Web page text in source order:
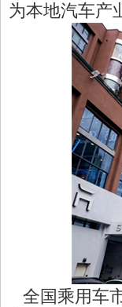
为本地汽车产
全国乘用车